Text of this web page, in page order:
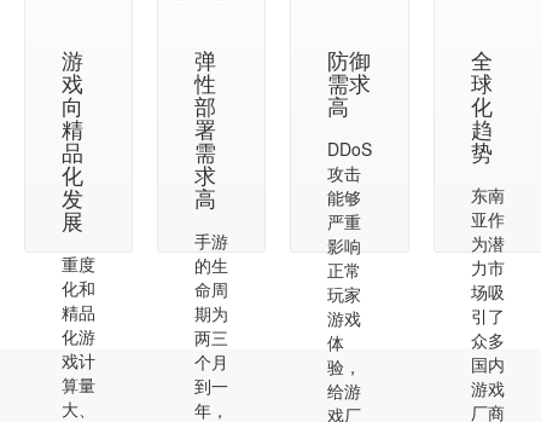
游
戏
向
精
品
化
发
展
重度
化和
精品
化游
戏计
算量
大、
弹
性
部
署
需
求
高
手游
的生
命周
期为
两三
个月
到一
年，
防御
需求
高
DDoS
攻击
能够
严重
影响
正常
玩家
游戏
体
验，
给游
戏厂
全
球
化
趋
势
东南
亚作
为潜
力市
场吸
引了
众多
国内
游戏
厂商